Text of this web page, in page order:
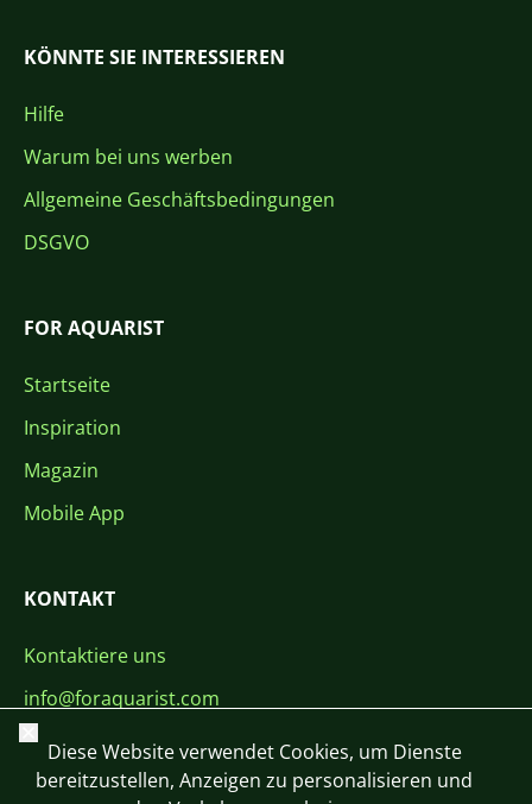
KÖNNTE SIE INTERESSIEREN
Hilfe
Warum bei uns werben
Allgemeine Geschäftsbedingungen
DSGVO
FOR AQUARIST
Startseite
Inspiration
Magazin
Mobile App
KONTAKT
Kontaktiere uns
info@foraquarist.com
+420 603 449 602
Schließen
Diese Website verwendet Cookies, um Dienste
bereitzustellen, Anzeigen zu personalisieren und